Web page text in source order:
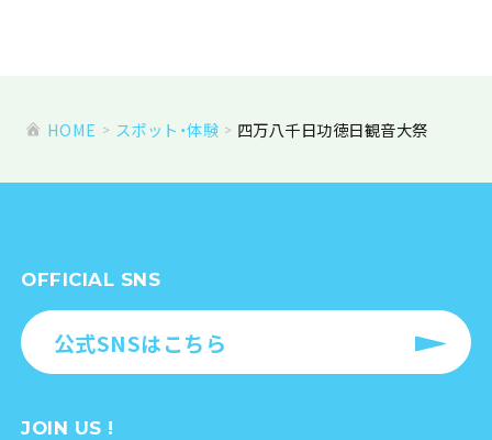
HOME スポット・体験 四万八千日功徳日観音大祭
OFFICIAL SNS
公式SNSはこちら
JOIN US !